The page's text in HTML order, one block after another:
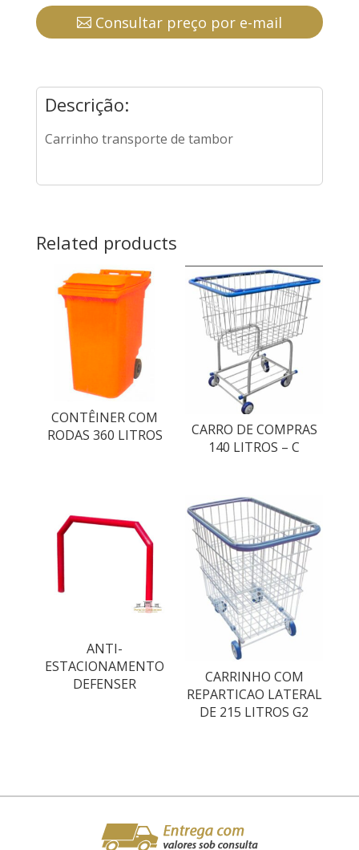
Consultar preço por e-mail
Descrição:
Carrinho transporte de tambor
Related products
CONTÊINER COM
RODAS 360 LITROS
CARRO DE COMPRAS
140 LITROS – C
ANTI-
ESTACIONAMENTO
DEFENSER
CARRINHO COM
REPARTICAO LATERAL
DE 215 LITROS G2